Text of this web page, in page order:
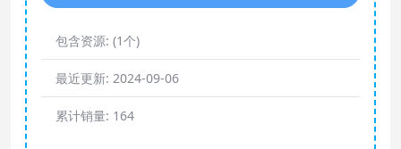
包含资源: (1个)
最近更新: 2024-09-06
累计销量: 164